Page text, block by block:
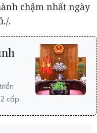
chậm nhất ngày
.
cấp.